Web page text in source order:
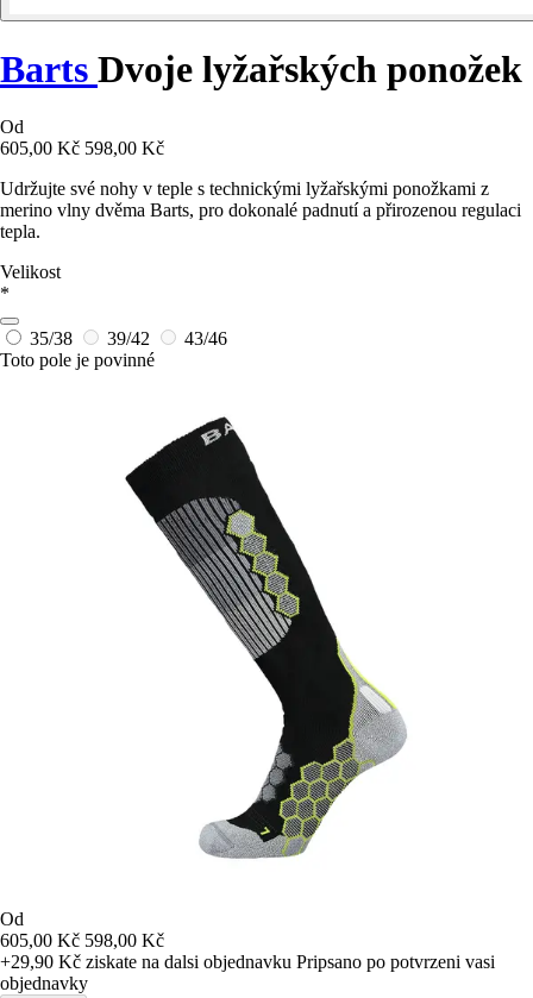
Barts Dvoje lyžařských ponožek
Od
605,00 Kč 598,00 Kč
Udržujte své nohy v teple s technickými lyžařskými ponožkami z
merino vlny dvěma Barts, pro dokonalé padnutí a přirozenou regulaci
tepla.
Velikost
*
35/38 39/42
43/46
Toto pole je povinné
Od
605,00 Kč 598,00 Kč
+29,90 Kč ziskate na dalsi objednavku Pripsano po potvrzeni vasi
objednavky